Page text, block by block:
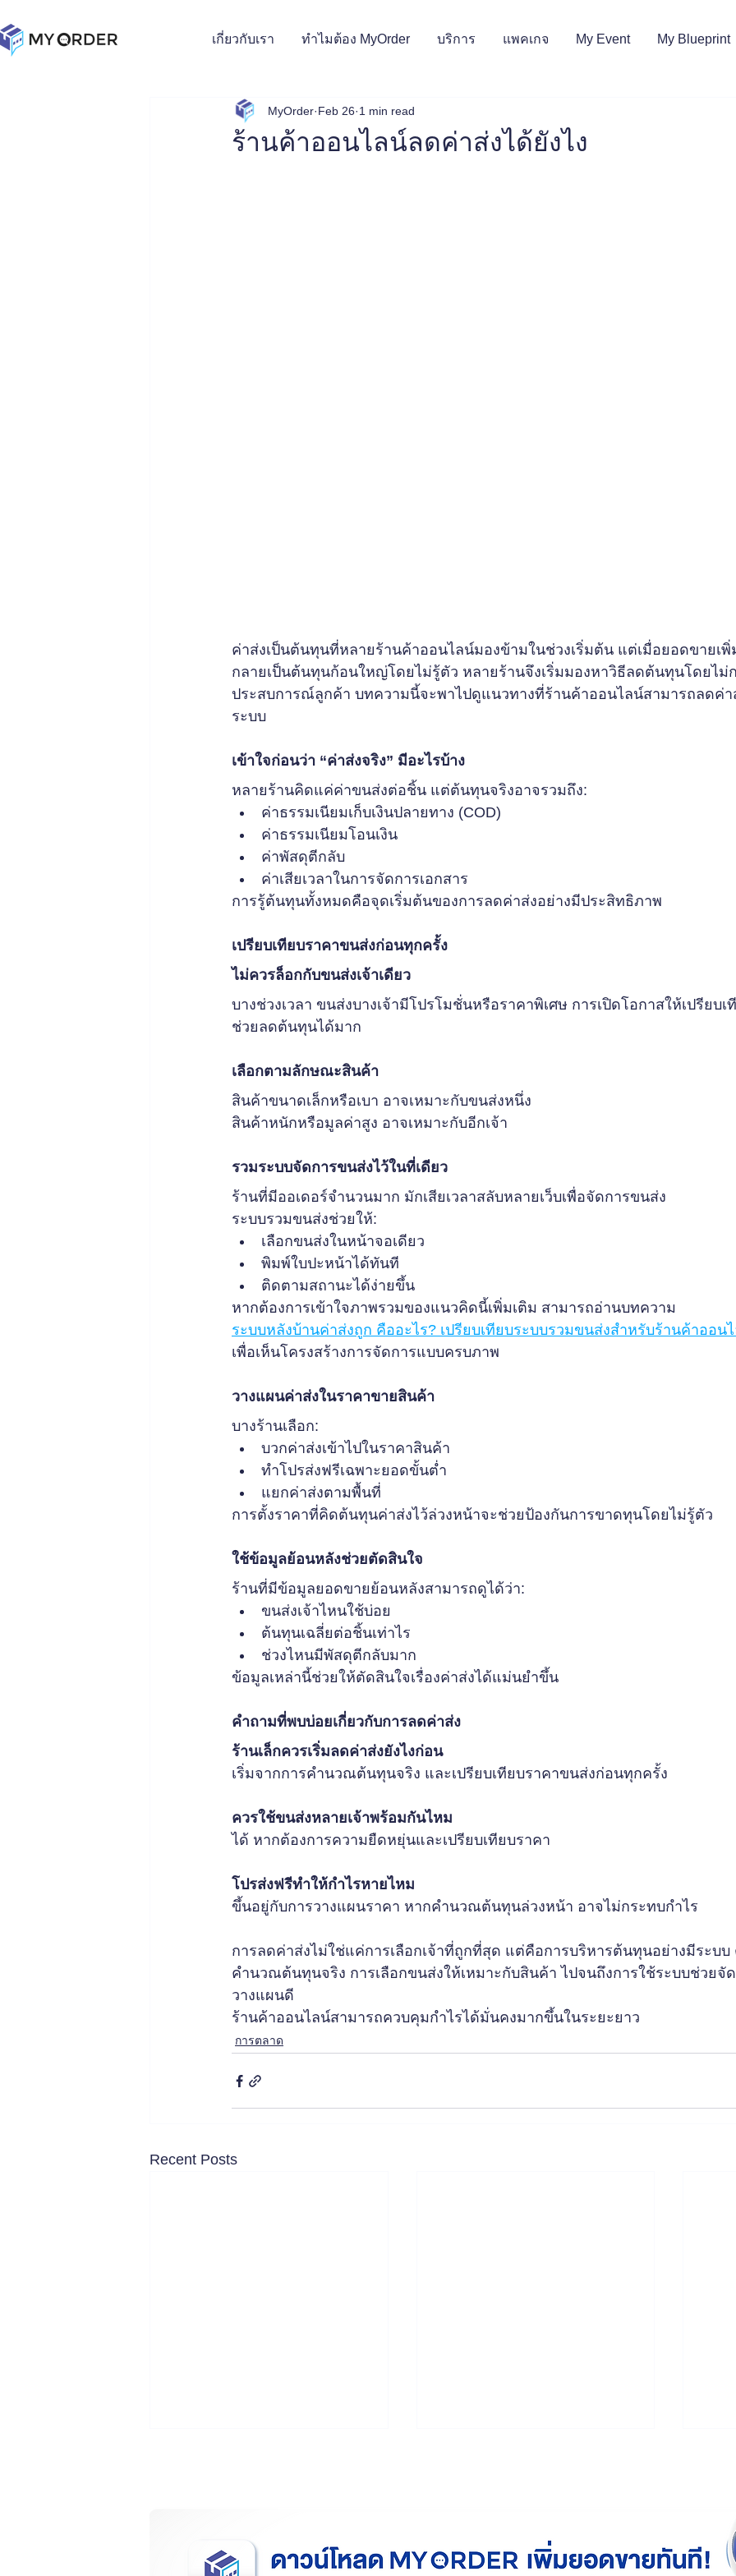
เกี่ยวกับเรา ทำไมต้อง MyOrder บริการ แพคเกจ My Event My Blueprint
ร้านค้าออนไลน์ลดค่าส่งได้ยังไง
MyOrder Feb 26 1 min read
ค่าส่งเป็นต้นทุนที่หลายร้านค้าออนไลน์มองข้ามในช่วงเริ่มต้น แต่เมื่อยอดขายเ
กลายเป็นต้นทุนก้อนใหญ่โดยไม่รู้ตัว หลายร้านจึงเริ่มมองหาวิธีลดต้นทุนโดยไม่
ประสบการณ์ลูกค้า บทความนี้จะพาไปดูแนวทางที่ร้านค้าออนไลน์สามารถลดค่า
ระบบ
เข้าใจก่อนว่า “ค่าส่งจริง” มีอะไรบ้าง
หลายร้านคิดแค่ค่าขนส่งต่อชิ้น แต่ต้นทุนจริงอาจรวมถึง:
ค่าธรรมเนียมเก็บเงินปลายทาง (COD)
ค่าธรรมเนียมโอนเงิน
ค่าพัสดุตีกลับ
ค่าเสียเวลาในการจัดการเอกสาร
การรู้ต้นทุนทั้งหมดคือจุดเริ่มต้นของการลดค่าส่งอย่างมีประสิทธิภาพ
เปรียบเทียบราคาขนส่งก่อนทุกครั้ง
ไม่ควรล็อกกับขนส่งเจ้าเดียว
บางช่วงเวลา ขนส่งบางเจ้ามีโปรโมชั่นหรือราคาพิเศษ การเปิดโอกาสให้เปรียบเ
ช่วยลดต้นทุนได้มาก
เลือกตามลักษณะสินค้า
สินค้าขนาดเล็กหรือเบา อาจเหมาะกับขนส่งหนึ่ง
สินค้าหนักหรือมูลค่าสูง อาจเหมาะกับอีกเจ้า
รวมระบบจัดการขนส่งไว้ในที่เดียว
ร้านที่มีออเดอร์จำนวนมาก มักเสียเวลาสลับหลายเว็บเพื่อจัดการขนส่ง
ระบบรวมขนส่งช่วยให้:
เลือกขนส่งในหน้าจอเดียว
พิมพ์ใบปะหน้าได้ทันที
ติดตามสถานะได้ง่ายขึ้น
หากต้องการเข้าใจภาพรวมของแนวคิดนี้เพิ่มเติม สามารถอ่านบทความ
ระบบหลังบ้านค่าส่งถูก คืออะไร? เปรียบเทียบระบบรวมขนส่งสำหรับร้านค้าออน
เพื่อเห็นโครงสร้างการจัดการแบบครบภาพ
วางแผนค่าส่งในราคาขายสินค้า
บางร้านเลือก:
บวกค่าส่งเข้าไปในราคาสินค้า
ทำโปรส่งฟรีเฉพาะยอดขั้นต่ำ
แยกค่าส่งตามพื้นที่
การตั้งราคาที่คิดต้นทุนค่าส่งไว้ล่วงหน้าจะช่วยป้องกันการขาดทุนโดยไม่รู้ตัว
ใช้ข้อมูลย้อนหลังช่วยตัดสินใจ
ร้านที่มีข้อมูลยอดขายย้อนหลังสามารถดูได้ว่า:
ขนส่งเจ้าไหนใช้บ่อย
ต้นทุนเฉลี่ยต่อชิ้นเท่าไร
ช่วงไหนมีพัสดุตีกลับมาก
ข้อมูลเหล่านี้ช่วยให้ตัดสินใจเรื่องค่าส่งได้แม่นยำขึ้น
คำถามที่พบบ่อยเกี่ยวกับการลดค่าส่ง
ร้านเล็กควรเริ่มลดค่าส่งยังไงก่อน
เริ่มจากการคำนวณต้นทุนจริง และเปรียบเทียบราคาขนส่งก่อนทุกครั้ง
ควรใช้ขนส่งหลายเจ้าพร้อมกันไหม
ได้ หากต้องการความยืดหยุ่นและเปรียบเทียบราคา
โปรส่งฟรีทำให้กำไรหายไหม
ขึ้นอยู่กับการวางแผนราคา หากคำนวณต้นทุนล่วงหน้า อาจไม่กระทบกำไร
การลดค่าส่งไม่ใช่แค่การเลือกเจ้าที่ถูกที่สุด แต่คือการบริหารต้นทุนอย่างมีระบบ
คำนวณต้นทุนจริง การเลือกขนส่งให้เหมาะกับสินค้า ไปจนถึงการใช้ระบบช่วยจั
วางแผนดี
ร้านค้าออนไลน์สามารถควบคุมกำไรได้มั่นคงมากขึ้นในระยะยาว
การตลาด
Recent Posts